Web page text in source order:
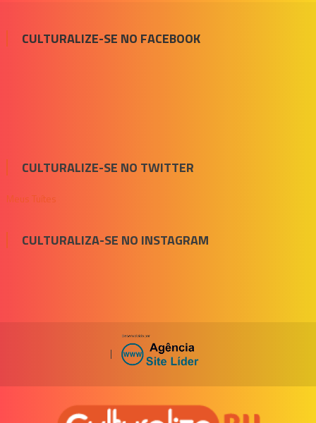
CULTURALIZE-SE NO FACEBOOK
CULTURALIZE-SE NO TWITTER
Meus Tuítes
CULTURALIZA-SE NO INSTAGRAM
|